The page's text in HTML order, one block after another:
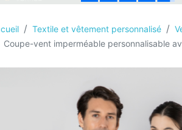
Textile et vêtement personnalisé
Coupe-vent imperméable personnalisable